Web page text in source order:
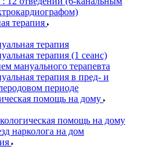
терапия
терапия
терапия (1 сеанс)
мануального терапевта
терапия в пред- и
периоде
помощь на дому
помощь на дому
нарколога на дом